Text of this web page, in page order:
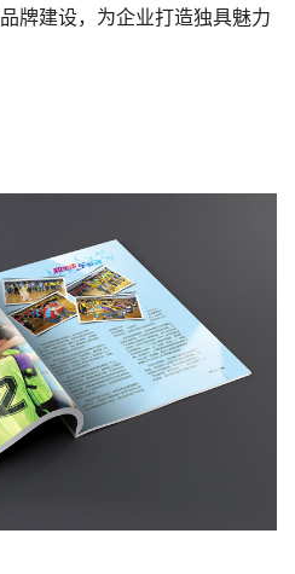
品牌建设，为企业打造独具魅力